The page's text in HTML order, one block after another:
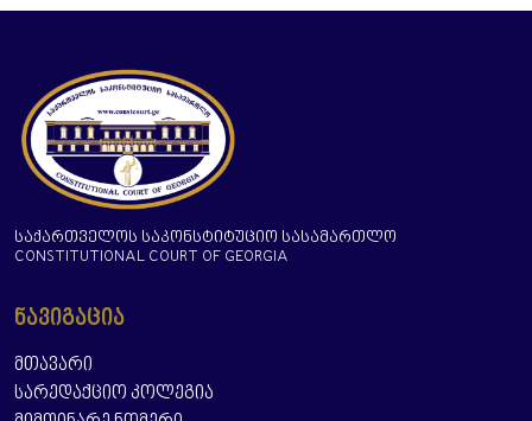
ᲡᲐᲥᲐᲠᲗᲕᲔᲚᲝᲡ ᲡᲐᲙᲝᲜᲡᲢᲘᲢᲣᲪᲘᲝ ᲡᲐᲡᲐᲛᲐᲠᲗᲚᲝ
CONSTITUTIONAL COURT OF GEORGIA
ᲜᲐᲕᲘᲒᲐᲪᲘᲐ
ᲛᲗᲐᲕᲐᲠᲘ
ᲡᲐᲠᲔᲓᲐᲥᲪᲘᲝ ᲙᲝᲚᲔᲒᲘᲐ